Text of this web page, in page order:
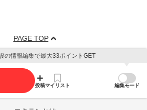
PAGE TOP
の情報編集で最大33ポイントGET
投稿マイリスト 編集モード